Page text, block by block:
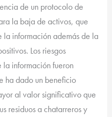
de un protocolo de
la baja de activos, que
información además de la
Los riesgos
información fueron
ha dado un beneficio
al valor significativo que
residuos a chatarreros y